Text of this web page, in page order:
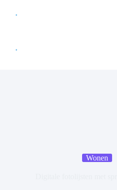
Wonen